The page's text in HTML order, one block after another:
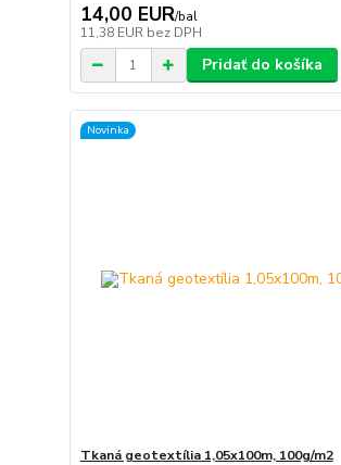
14,00 EUR/bal
11,38 EUR bez DPH
Pridať do košíka
Novinka
Tkaná geotextília 1,05x100m, 100g/m2